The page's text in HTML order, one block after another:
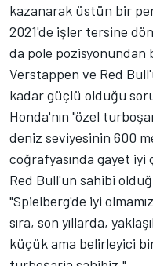
kazanarak üstün bir
2021'de işler tersine
da pole pozisyonundan
Verstappen ve Red
kadar güçlü olduğu
Honda'nın "özel
deniz seviyesinin 600
coğrafyasında gayet iyi
Red Bull'un sahibi
"Spielberg'de iyi
sıra, son yıllarda,
küçük ama belirleyici